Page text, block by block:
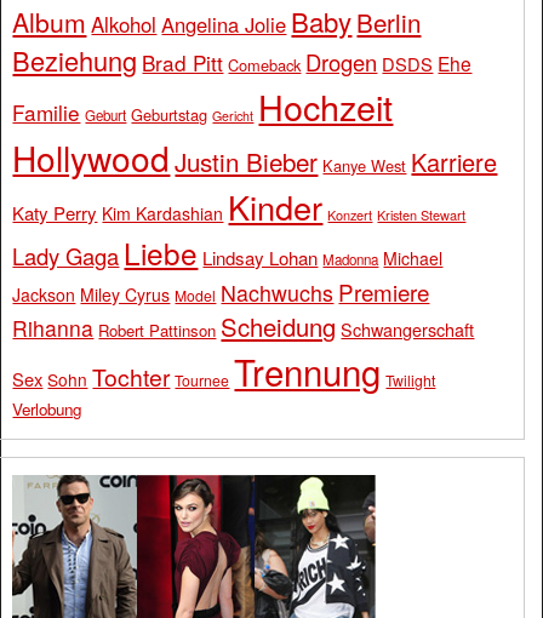
Album Alkohol Angelina Jolie BabyBerlin
Beziehung Brad Pitt Comeback Drogen DSDS Ehe
Familie Geburt Geburtstag Gericht Hochzeit
Hollywood Justin Bieber Kanye West Karriere
Katy Perry Kim Kardashian Kinder Konzert Kristen Stewart
Lady Gaga Liebe Lindsay Lohan Madonna Michael
Jackson Miley Cyrus Model Nachwuchs Premiere
Rihanna Robert Pattinson Scheidung Schwangerschaft
Sex Sohn Tochter Tournee Trennung Twilight
Verlobung